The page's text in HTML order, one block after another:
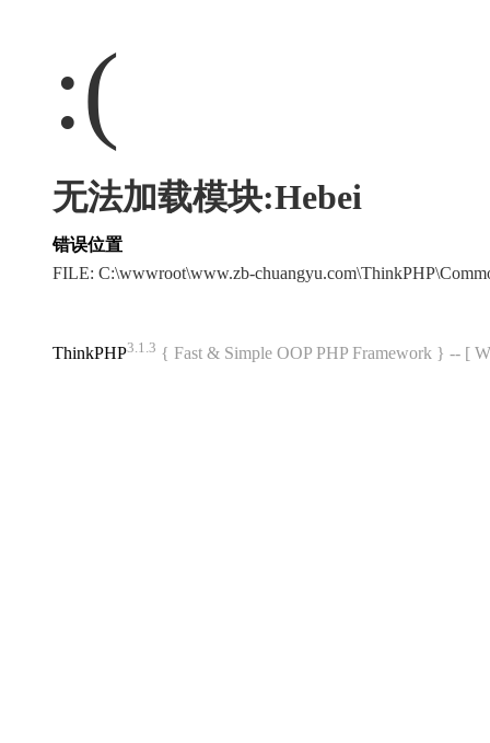
:(
无法加载模块:Hebei
错误位置
FILE: C:\wwwroot\www.zb-
ThinkPHP3.1.3 { Fast & Simple OOP PHP Framework } -- [